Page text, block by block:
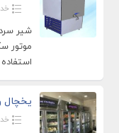
شیر
یخچال